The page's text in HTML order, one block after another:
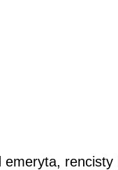
emeryta, rencisty